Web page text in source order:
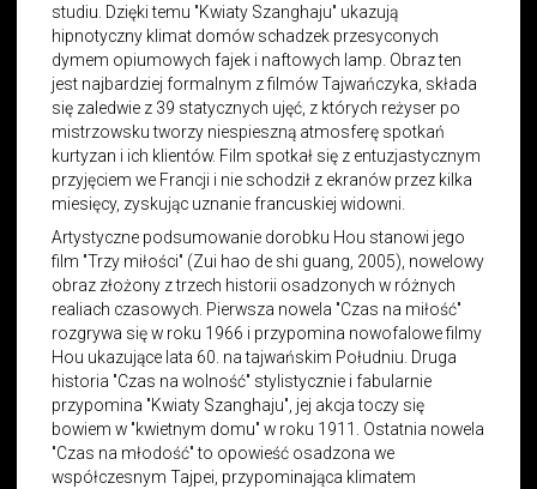
studiu. Dzięki temu "Kwiaty Szanghaju" ukazują
hipnotyczny klimat domów schadzek przesyconych
dymem opiumowych fajek i naftowych lamp. Obraz ten
jest najbardziej formalnym z filmów Tajwańczyka, składa
się zaledwie z 39 statycznych ujęć, z których reżyser po
mistrzowsku tworzy niespieszną atmosferę spotkań
kurtyzan i ich klientów. Film spotkał się z entuzjastycznym
przyjęciem we Francji i nie schodził z ekranów przez kilka
miesięcy, zyskując uznanie francuskiej widowni.
Artystyczne podsumowanie dorobku Hou stanowi jego
film "Trzy miłości" (Zui hao de shi guang, 2005), nowelowy
obraz złożony z trzech historii osadzonych w różnych
realiach czasowych. Pierwsza nowela "Czas na miłość"
rozgrywa się w roku 1966 i przypomina nowofalowe filmy
Hou ukazujące lata 60. na tajwańskim Południu. Druga
historia "Czas na wolność" stylistycznie i fabularnie
przypomina "Kwiaty Szanghaju", jej akcja toczy się
bowiem w "kwietnym domu" w roku 1911. Ostatnia nowela
"Czas na młodość" to opowieść osadzona we
współczesnym Tajpei, przypominająca klimatem